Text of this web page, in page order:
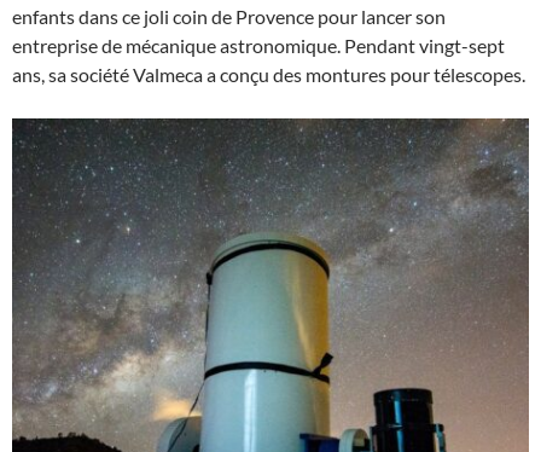
enfants dans ce joli coin de Provence pour lancer son
entreprise de mécanique astronomique. Pendant vingt-sept
ans, sa société Valmeca a conçu des montures pour télescopes.